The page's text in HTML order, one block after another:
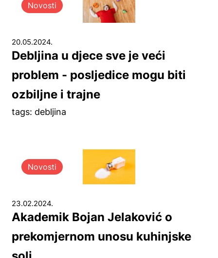
Novosti
20.05.2024.
Debljina u djece sve je veći
problem - posljedice mogu biti
ozbiljne i trajne
tags: debljina
Novosti
23.02.2024.
Akademik Bojan Jelaković o
prekomjernom unosu kuhinjske